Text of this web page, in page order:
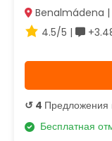
Benalmádena |
4.5/5 |
↺ 4 Предложения
Бесплатная